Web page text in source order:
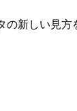
新しい見方